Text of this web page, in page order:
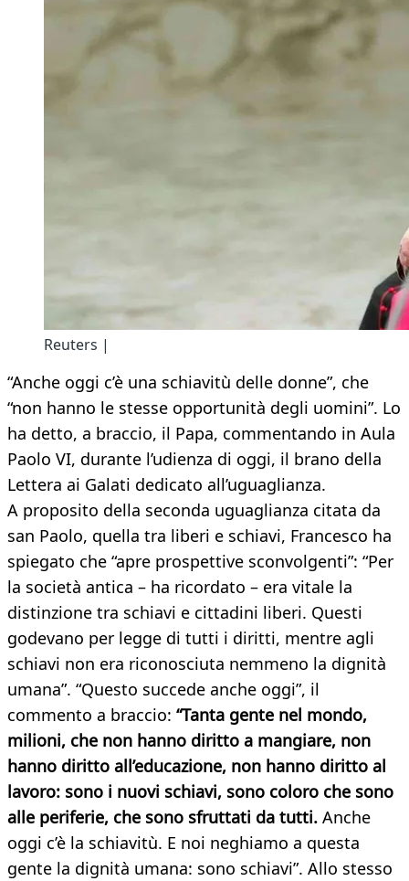
Reuters |
“Anche oggi c’è una schiavitù delle donne”, che
“non hanno le stesse opportunità degli uomini”. Lo
ha detto, a braccio, il Papa, commentando in Aula
Paolo VI, durante l’udienza di oggi, il brano della
Lettera ai Galati dedicato all’uguaglianza.
A proposito della seconda uguaglianza citata da
san Paolo, quella tra liberi e schiavi, Francesco ha
spiegato che “apre prospettive sconvolgenti”: “Per
la società antica – ha ricordato – era vitale la
distinzione tra schiavi e cittadini liberi. Questi
godevano per legge di tutti i diritti, mentre agli
schiavi non era riconosciuta nemmeno la dignità
umana”. “Questo succede anche oggi”, il
commento a braccio: “Tanta gente nel mondo,
milioni, che non hanno diritto a mangiare, non
hanno diritto all’educazione, non hanno diritto al
lavoro: sono i nuovi schiavi, sono coloro che sono
alle periferie, che sono sfruttati da tutti. Anche
oggi c’è la schiavitù. E noi neghiamo a questa
gente la dignità umana: sono schiavi”. Allo stesso